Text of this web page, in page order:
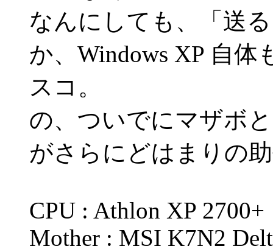
なんにしても、「送
か、Windows XP 自
スコ。
の、ついでにマザボ
がさらにどはまりの
CPU : Athlon XP 2700+
Mother : MSI K7N2